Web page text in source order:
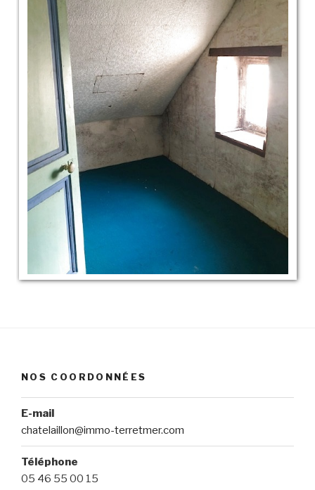
NOS COORDONNÉES
E-mail
chatelaillon@immo-terretmer.com
Téléphone
05 46 55 00 15